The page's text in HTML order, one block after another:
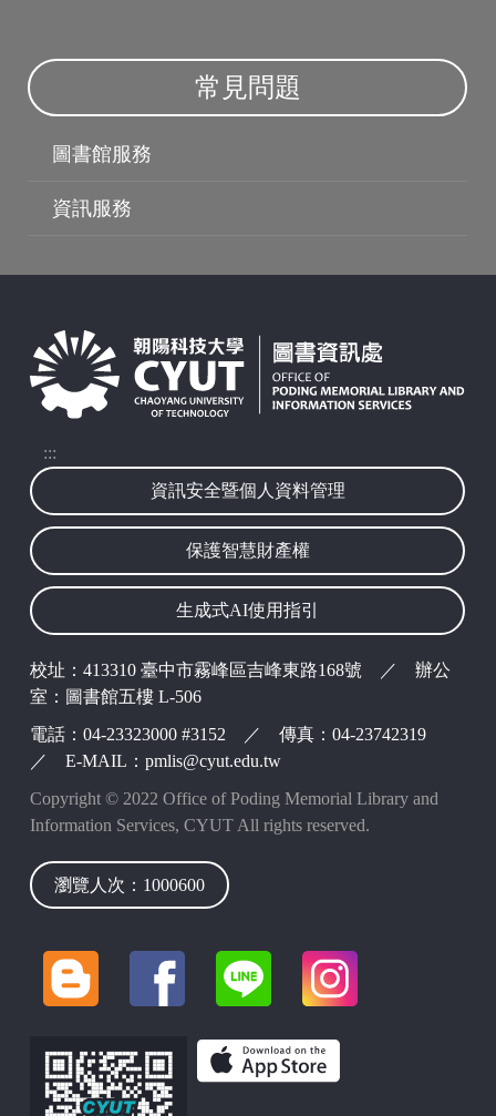
常見問題
圖書館服務
資訊服務
:::
資訊安全暨個人資料管理
保護智慧財產權
生成式AI使用指引
校址：413310 臺中市霧峰區吉峰東路168號 ／ 辦公
室：圖書館五樓 L-506
電話：04-23323000 #3152 ／ 傳真：04-23742319
／ E-MAIL：pmlis@cyut.edu.tw
Copyright © 2022 Office of Poding Memorial Library and
Information Services, CYUT All rights reserved.
瀏覽人次：1000600